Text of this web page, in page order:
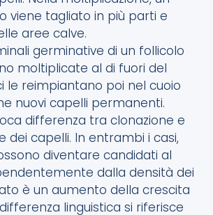
viene tagliato in più parti e
aree calve.
germinative di un follicolo
moltiplicate al di fuori del
le reimpiantano poi nel cuoio
nuovi capelli permanenti.
differenza tra clonazione e
dei capelli. In entrambi i casi,
diventare candidati al
dalla densità dei
è un aumento della crescita
linguistica si riferisce